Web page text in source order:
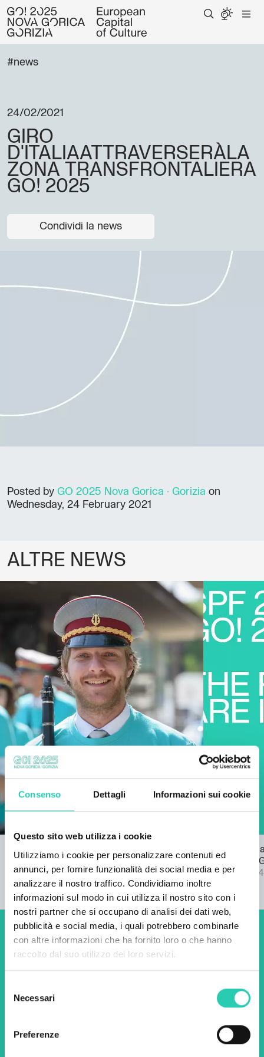
Consenso Dettagli Informazioni sui cookie
Questo sito web utilizza i cookie
Utilizziamo i cookie per personalizzare contenuti ed
annunci, per fornire funzionalità dei social media e per
analizzare il nostro traffico. Condividiamo inoltre
informazioni sul modo in cui utilizza il nostro sito con i
nostri partner che si occupano di analisi dei dati web,
pubblicità e social media, i quali potrebbero combinarle
con altre informazioni che ha fornito loro o che hanno
raccolto dal suo utilizzo dei loro servizi.
delNecessari
Preferenze
#news
24/02/2021
GIRO
D'ITALIAATTRAVERSERÀLA
ZONA TRANSFRONTALIERA
GO! 2025
Condividi la news
Posted by GO 2025 Nova Gorica · Gorizia on
Wednesday, 24 February 2021
ALTRE NEWS
Bando per l'inno di GO! 2025
22/03/2024
Pubblicata
bando SPF
04/09/2024
Non perderti i prossimi
eventi! Iscriviti alla
scoprire tutte le nostre